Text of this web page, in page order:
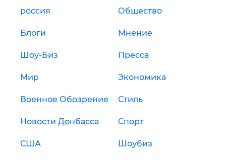
россия Общество
Блоги Мнение
Шоу-Биз Пресса
Мир Экономика
Военное Обозрение Стиль
Новости Донбасса Спорт
США Шоубиз